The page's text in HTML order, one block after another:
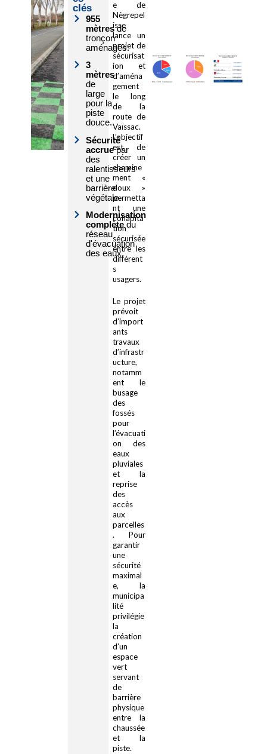
clés
955
mètresde
tronçon
aménagés.
3
mètres
de
large
pour la
piste
douce.
Sécurité
accruepar
des
ralentisseurs
et une
barrière
végétale.
Modernisation
complètedu
réseau
d'évacuation
des eaux.
e de
Nègrepel
isse
lance un
projet de
sécurisat
ion et
d’aména
gement
le long
de la
route de
Vaïssac.
L’objectif
est de
créer un
chemine
ment «
doux »
permetta
nt une
cohabita
tion
sécurisée
entre les
différent
s
usagers.
Le projet
prévoit
d’import
ants
travaux
d’infrastr
ucture,
notamm
ent le
busage
des
fossés
pour
l’évacuati
on des
eaux
pluviales
et la
reprise
des
accès
aux
parcelles
. Pour
garantir
une
sécurité
maximal
e, la
municipa
lité
privilégie
la
création
d’un
espace
vert
servant
de
barrière
physique
entre la
chaussée
et la
piste.